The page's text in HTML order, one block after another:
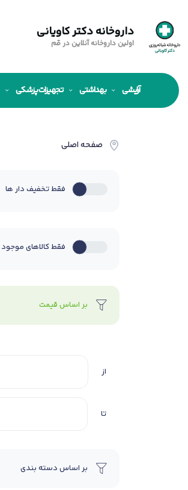
داروخانه دکتر کاویانی
اولین داروخانه آنلاین در قم
آرایشی بهداشتی تجهیزات پزشکی
صفحه اصلی
فقط تخفیف دار ها
فقط کالاهای موجود
بر اساس قیمت
از
تا
بر اساس دسته بندی